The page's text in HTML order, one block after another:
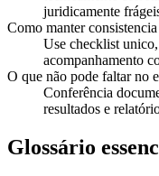
juridicamente
Como manter
Use checklist
acompanhamento
O que não pode faltar no
Conferência
resultados e
Glossário